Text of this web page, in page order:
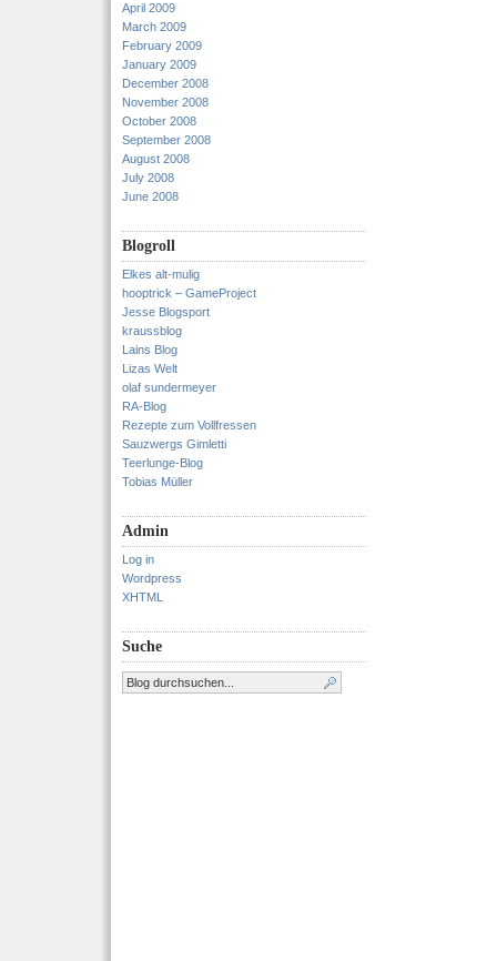
April 2009
March 2009
February 2009
January 2009
December 2008
November 2008
October 2008
September 2008
August 2008
July 2008
June 2008
Blogroll
Elkes alt-mulig
hooptrick – GameProject
Jesse Blogsport
kraussblog
Lains Blog
Lizas Welt
olaf sundermeyer
RA-Blog
Rezepte zum Vollfressen
Sauzwergs Gimletti
Teerlunge-Blog
Tobias Müller
Admin
Log in
Wordpress
XHTML
Suche